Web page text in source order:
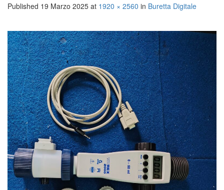
Published 19 Marzo 2025 at 1920 × 2560 in Buretta Digitale